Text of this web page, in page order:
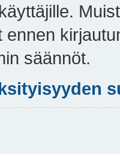
ennen
säännöt.